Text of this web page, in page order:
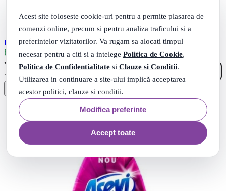
Acest site foloseste cookie-uri pentru a permite plasarea de
comenzi online, precum si pentru analiza traficului si a
preferintelor vizitatorilor. Va rugam sa alocati timpul
necesar pentru a citi si a intelege Politica de Cookie,
Politica de Confidentialitate si Clauze si Conditii.
Utilizarea in continuare a site-ului implică acceptarea
acestor politici, clauze si conditii.
Modifica preferinte
Accept toate
Balsam de rufe 1.44ml 60 de spalari - Asevi ZEN Sensations
Livrare: maine
(1)
12
Lei